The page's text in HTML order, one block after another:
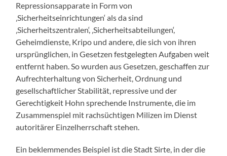
Repressionsapparate in Form von
‚Sicherheitseinrichtungen‘ als da sind
‚Sicherheitszentralen‘, ‚Sicherheitsabteilungen‘,
Geheimdienste, Kripo und andere, die sich von ihren
ursprünglichen, in Gesetzen festgelegten Aufgaben weit
entfernt haben. So wurden aus Gesetzen, geschaffen zur
Aufrechterhaltung von Sicherheit, Ordnung und
gesellschaftlicher Stabilität, repressive und der
Gerechtigkeit Hohn sprechende Instrumente, die im
Zusammenspiel mit rachsüchtigen Milizen im Dienst
autoritärer Einzelherrschaft stehen.
Ein beklemmendes Beispiel ist die Stadt Sirte, in der die